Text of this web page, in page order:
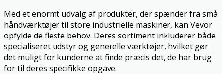
Med et enormt udvalg af produkter, der spænder fra små
håndværktøjer til store industrielle maskiner, kan Vevor
opfylde de fleste behov. Deres sortiment inkluderer både
specialiseret udstyr og generelle værktøjer, hvilket gør
det muligt for kunderne at finde præcis det, de har brug
for til deres specifikke opgave.